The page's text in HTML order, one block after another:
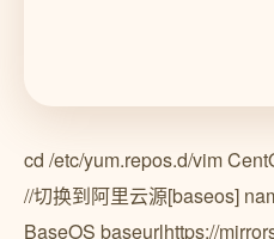
cd /etc/yum.repos.d/vim
//切换到阿里云源[baseos]
BaseOS baseurlhttps://